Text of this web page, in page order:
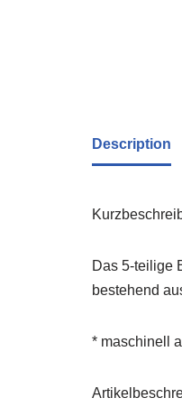
Description
Das 5-teilige
bestehend
* maschinell